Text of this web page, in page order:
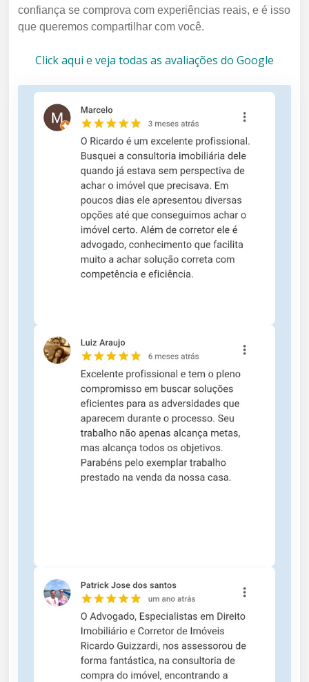
confiança se comprova com experiências reais, e é isso
que queremos compartilhar com você.
Click aqui e veja todas as avaliações do Google